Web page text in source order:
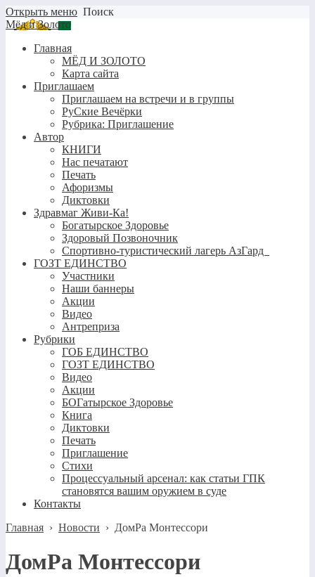
Открыть меню Поиск
Мёд и Золото
Главная
МЁД И ЗОЛОТО
Карта сайта
Приглашаем
Приглашаем на встречи и в группы
РуСкие Вечёрки
Рубрика: Приглашение
Автор
КНИГИ
Нас печатают
Печать
Афоризмы
Диктовки
Здравмаг Живи-Ка!
Богатырское Здоровье
Здоровый Позвоночник
Спортивно-туристический лагерь АзГард
ГОЗТ ЕДИНСТВО
Участники
Наши баннеры
Акции
Видео
Антреприза
Рубрики
ГОБ ЕДИНСТВО
ГОЗТ ЕДИНСТВО
Видео
Акции
БОГатырское Здоровье
Книга
Диктовки
Печать
Приглашение
Стихи
Процессуальный арсенал: как статьи ГПК
становятся вашим оружием в суде
Контакты
Главная › Новости › ДомРа Монтессори
ДомРа Монтессори